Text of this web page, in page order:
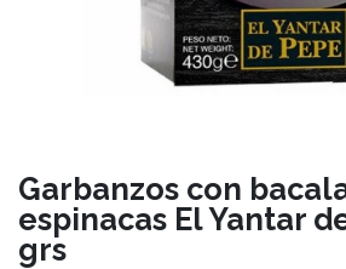
Garbanzos con
espinacas El Yantar
grs